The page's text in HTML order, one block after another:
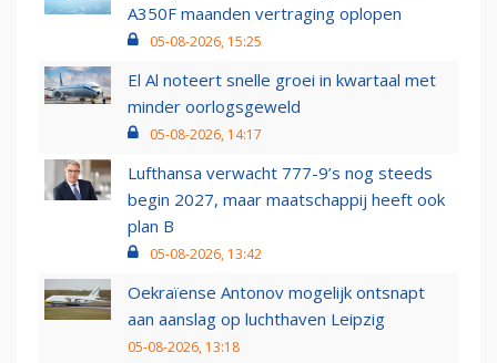
A350F maanden vertraging oplopen
05-08-2026, 15:25
El Al noteert snelle groei in kwartaal met
minder oorlogsgeweld
05-08-2026, 14:17
Lufthansa verwacht 777-9’s nog steeds
begin 2027, maar maatschappij heeft ook
plan B
05-08-2026, 13:42
Oekraïense Antonov mogelijk ontsnapt
aan aanslag op luchthaven Leipzig
05-08-2026, 13:18